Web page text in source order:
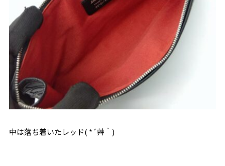
中は落ち着いたレッド( *´艸｀)